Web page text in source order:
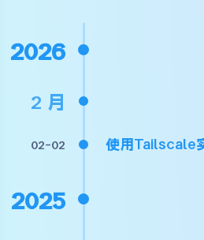
2026
2 月
02-02 使用Tailscale
2025